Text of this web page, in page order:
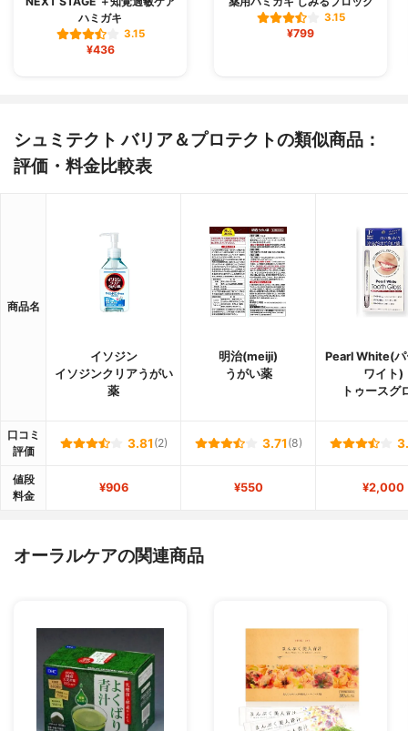
ハミガキ
3.15
¥436
3.15
¥799
シュミテクト バリア＆プロテクトの類似商品：
評価・料金比較表
商品名
イソジン
イソジンクリアうがい
薬
明治(meiji)
うがい薬
Pearl White(パ
ワイト)
トゥースグ
口コミ
評価
3.81 (2) 3.71 (8)
値段
料金
¥906 ¥550 ¥2,000
オーラルケアの関連商品